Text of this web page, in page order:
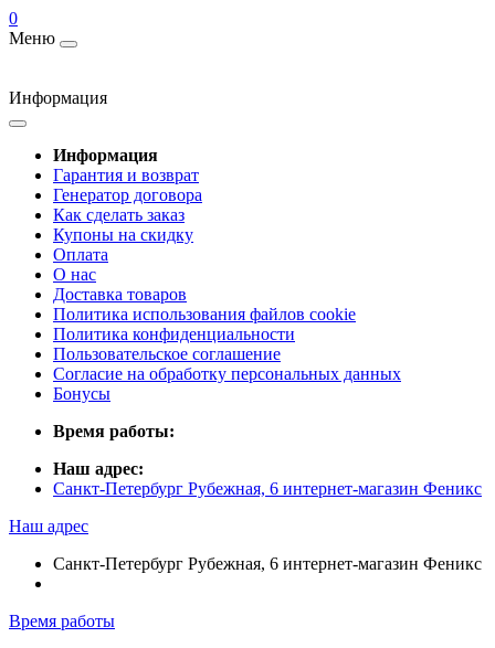
0
Меню
Информация
Информация
Гарантия и возврат
Генератор договора
Как сделать заказ
Купоны на скидку
Оплата
О нас
Доставка товаров
Политика использования файлов cookie
Политика конфиденциальности
Пользовательское соглашение
Согласие на обработку персональных данных
Бонусы
Время работы:
Наш адрес:
Санкт-Петербург Рубежная, 6 интернет-магазин Феникс
Наш адрес
Санкт-Петербург Рубежная, 6 интернет-магазин Феникс
Время работы